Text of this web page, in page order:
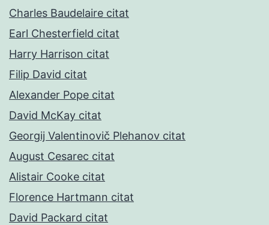
Charles Baudelaire citat
Earl Chesterfield citat
Harry Harrison citat
Filip David citat
Alexander Pope citat
David McKay citat
Georgij Valentinovič Plehanov citat
August Cesarec citat
Alistair Cooke citat
Florence Hartmann citat
David Packard citat